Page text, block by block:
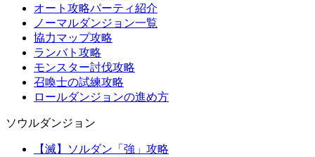
オート攻略パーティ紹介
ノーマルダンジョン一覧
協力マップ攻略
ランバト攻略
モンスター討伐攻略
召喚士の試練攻略
ロールダンジョンの進め方
ソウルダンジョン
【滅】ソルダン「強」攻略